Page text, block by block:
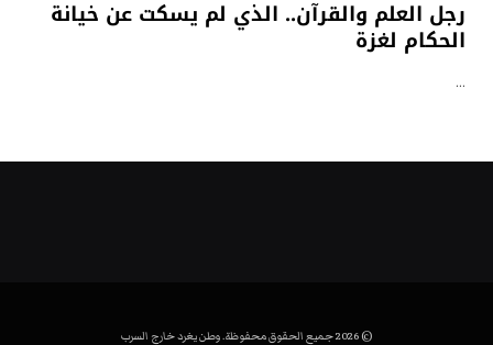
رجل العلم والقرآن.. الذي لم يسكت عن خيانة
الحكام لغزة
…
© 2026 جميع الحقوق محفوظة. وطن يغرد خارج السرب